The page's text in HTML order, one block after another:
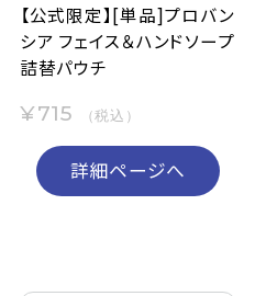
【公式限定】[単品]プロバン
シア フェイス＆ハンドソープ
詰替パウチ
¥715 （税込）
詳細ページへ